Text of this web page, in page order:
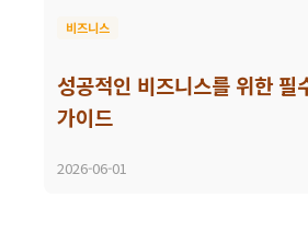
비즈니스
성공적인 비즈니스를 위한 필
가이드
2026-06-01